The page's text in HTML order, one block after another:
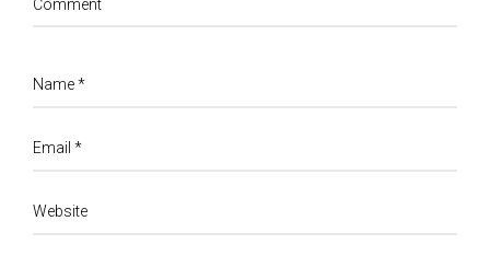
Comment
Name*
Email *
Website